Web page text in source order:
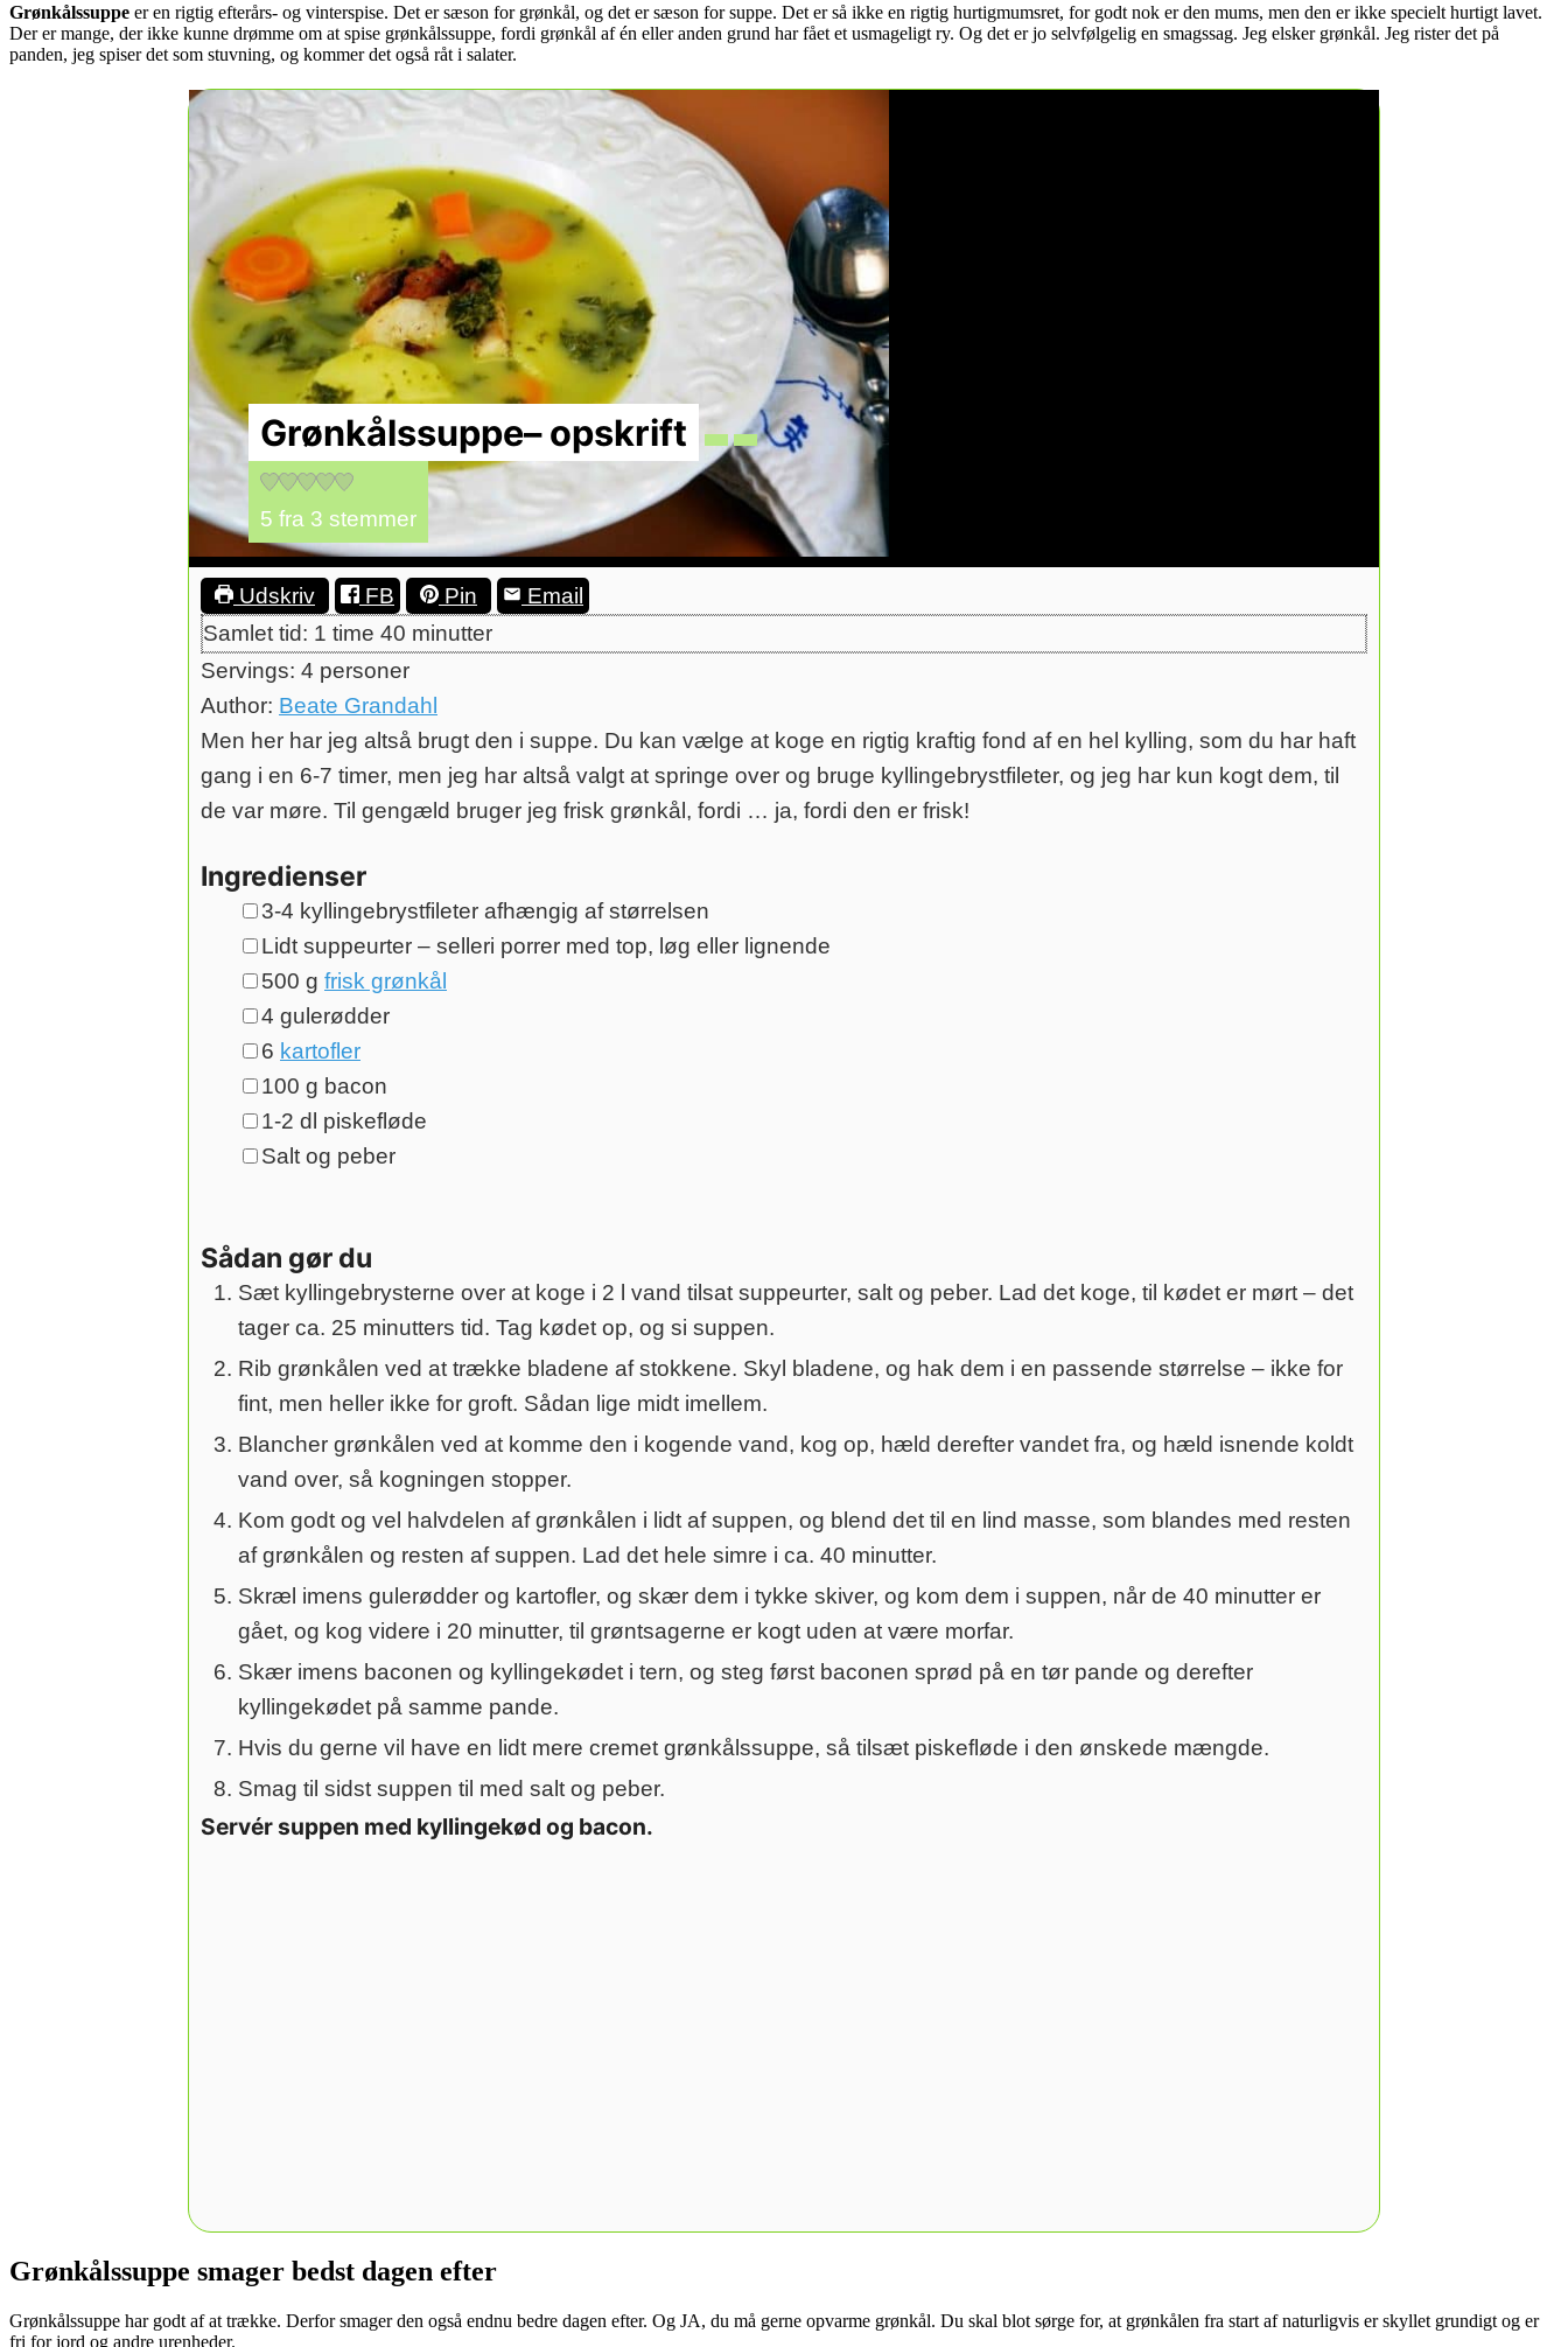
Grønkålssuppe er en rigtig efterårs- og vinterspise. Det er sæson for grønkål, og det er sæson for suppe. Det er så ikke en rigtig hurtigmumsret, for godt nok er den mums, men den er ikke specielt hurtigt lavet.
Der er mange, der ikke kunne drømme om at spise grønkålssuppe, fordi grønkål af én eller anden grund har fået et usmageligt ry. Og det er jo selvfølgelig en smagssag. Jeg elsker grønkål. Jeg rister det på
panden, jeg spiser det som stuvning, og kommer det også råt i salater.
Grønkålssuppe– opskrift
5 fra 3 stemmer
Udskriv FB Pin
Email
Samlet tid: 1 time
time 40 minutter
minutter
Servings: 4 personer
Author: Beate Grandahl
Men her har jeg altså brugt den i suppe. Du kan vælge at koge en rigtig kraftig fond af en hel kylling, som du har haft
gang i en 6-7 timer, men jeg har altså valgt at springe over og bruge kyllingebrystfileter, og jeg har kun kogt dem, til
de var møre. Til gengæld bruger jeg frisk grønkål, fordi … ja, fordi den er frisk!
Ingredienser
▢
3-4 kyllingebrystfileter afhængig af størrelsen
▢
Lidt suppeurter – selleri porrer med top, løg eller lignende
▢
500 g frisk grønkål
▢
4 gulerødder
▢
6 kartofler
▢
100 g bacon
▢
1-2 dl
piskefløde
▢
Salt og peber
Sådan gør du
Sæt kyllingebrysterne over at koge i 2 l vand tilsat suppeurter, salt og peber. Lad det koge, til kødet er mørt – det
tager ca. 25 minutters tid. Tag kødet op, og si suppen.
Rib grønkålen ved at trække bladene af stokkene. Skyl bladene, og hak dem i en passende størrelse – ikke for
fint, men heller ikke for groft. Sådan lige midt imellem.
Blancher grønkålen ved at komme den i kogende vand, kog op, hæld derefter vandet fra, og hæld isnende koldt
vand over, så kogningen stopper.
Kom godt og vel halvdelen af grønkålen i lidt af suppen, og blend det til en lind masse, som blandes med resten
af grønkålen og resten af suppen. Lad det hele simre i ca. 40 minutter.
Skræl imens gulerødder og kartofler, og skær dem i tykke skiver, og kom dem i suppen, når de 40 minutter er
gået, og kog videre i 20 minutter, til grøntsagerne er kogt uden at være morfar.
Skær imens baconen og kyllingekødet i tern, og steg først baconen sprød på en tør pande og derefter
kyllingekødet på samme pande.
Hvis du gerne vil have en lidt mere cremet grønkålssuppe, så tilsæt piskefløde i den ønskede mængde.
Smag til sidst suppen til med salt og peber.
Servér suppen med kyllingekød og bacon.
Grønkålssuppe smager bedst dagen efter
Grønkålssuppe har godt af at trække. Derfor smager den også endnu bedre dagen efter. Og JA, du må gerne opvarme grønkål. Du skal blot sørge for, at grønkålen fra start af naturligvis er skyllet grundigt og er
fri for jord og andre urenheder.